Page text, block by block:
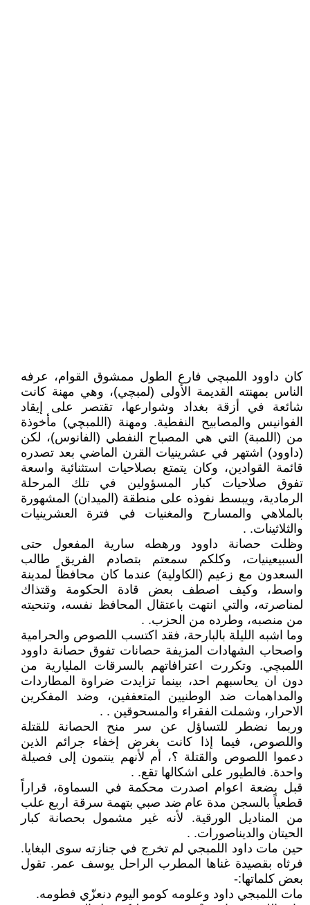
كان داوود اللمبچي فارع الطول ممشوق القوام، عرفه
الناس بمهنته القديمة الأولى (لمبچي)، وهي مهنة كانت
شائعة في أزقة بغداد وشوارعها، تقتصر على إيقاد
الفوانيس والمصابيح النفطية. ومهنة (اللمبچي) مأخوذة
من (اللمبة) التي هي المصباح النفطي (الفانوس)، لكن
(داوود) اشتهر في عشرينيات القرن الماضي بعد تصدره
قائمة القوادين، وكان يتمتع بصلاحيات استثنائية واسعة
تفوق صلاحيات كبار المسؤولين في تلك المرحلة
الرمادية، ويبسط نفوذه على منطقة (الميدان) المشهورة
بالملاهي والمسارح والمغنيات في فترة العشرينيات
والثلاثينات. .
وظلت حصانة داوود ورهطه سارية المفعول حتى
السبيعينيات، وكلكم سمعتم بتصادم الفريق طالب
السعدون مع زعيم (الكاولية) عندما كان محافظاً لمدينة
واسط، وكيف اصطف بعض قادة الحكومة وقتذاك
لمناصرته، والتي انتهت باعتقال المحافظ نفسه، وتنحيته
من منصبه، وطرده من الحزب. .
وما اشبه الليلة بالبارحة، فقد اكتسب اللصوص والحرامية
واصحاب الشهادات المزيفة حصانات تفوق حصانة داوود
اللمبچي. وتكررت اعترافاتهم بالسرقات المليارية من
دون ان يحاسبهم احد، بينما تزايدت ضراوة المطاردات
والمداهمات ضد الوطنيين المتعففين، وضد المفكرين
الاحرار، وشملت الفقراء والمسحوقين . .
وربما نضطر للتساؤل عن سر منح الحصانة للقتلة
واللصوص، فيما إذا كانت بغرض إخفاء جرائم الذين
دعموا اللصوص والقتلة ؟، أم لأنهم ينتمون إلى فصيلة
واحدة. فالطيور على اشكالها تقع. .
قبل بضعة اعوام اصدرت محكمة في السماوة، قراراً
قطعياً بالسجن مدة عام ضد صبي بتهمة سرقة اربع علب
من المناديل الورقية. لأنه غير مشمول بحصانة كبار
الحيتان والديناصورات. .
حين مات داود اللمبجي لم تخرج في جنازته سوى البغايا.
فرثاه بقصيدة غناها المطرب الراحل يوسف عمر. تقول
بعض كلماتها:-
مات اللمبجي داود وعلومه كومو اليوم دنعزّي فطومه.